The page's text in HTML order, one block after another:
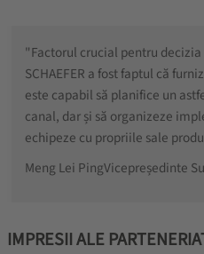
"Factorul crucial pentru decizia
SCHAEFER a fost faptul că
este capabil să planifice un
canal, dar și să organizeze
echipeze cu propriile sale
Meng Lei PingVicepreședinte
IMPRESII ALE